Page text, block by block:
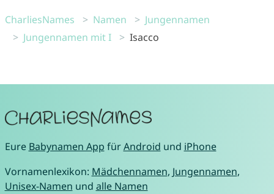
CharliesNames Namen
Jungennamen
Jungennamen mit I
Isacco
Eure Babynamen App fürAndroid und iPhone
Vornamenlexikon: Mädchennamen, Jungennamen,
Unisex-Namen und alle Namen